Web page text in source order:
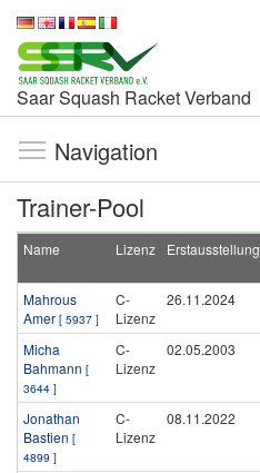
Saar Squash Racket Verband
Navigation
Trainer-Pool
Name Lizenz Erstausstellung
Mahrous
Amer [ 5937 ]
C-
Lizenz
26.11.2024
Micha
Bahmann [
3644 ]
C-
Lizenz
02.05.2003
Jonathan
Bastien [
4899 ]
C-
Lizenz
08.11.2022